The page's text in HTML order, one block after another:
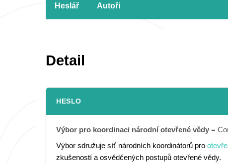
Heslář Autoři
Detail
HESLO
Výbor pro koordinaci národní otevřené vědy =
Výbor sdružuje síť národních koordinátorů pro
zkušeností a osvědčených postupů otevřené vědy.